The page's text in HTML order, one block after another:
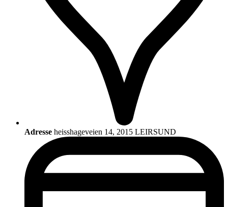
Adresse heisshageveien 14, 2015 LEIRSUND